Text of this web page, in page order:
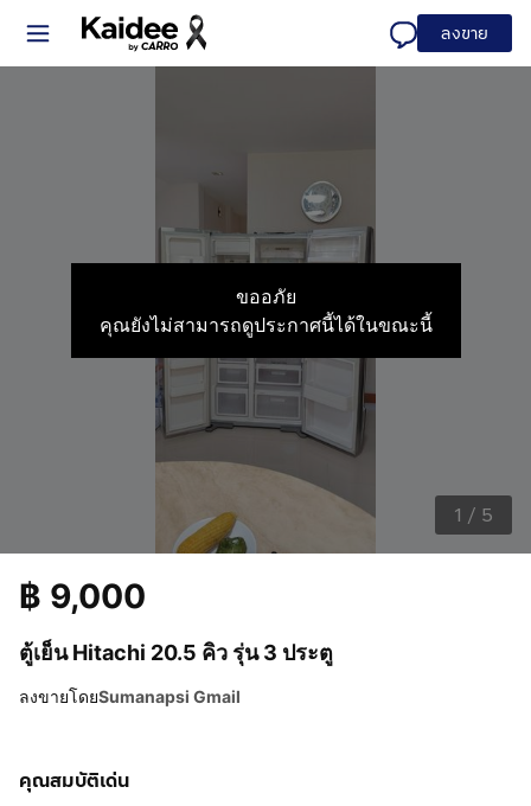
ลงขาย
ขออภัย
คุณยังไม่สามารถดูประกาศนี้ได้ในขณะนี้
1 / 5
ตู้เย็น Hitachi 20.5 คิว รุ่น 3 ประตู
฿ 9,000
ลงขายโดยSumanapsi Gmail
คุณสมบัติเด่น